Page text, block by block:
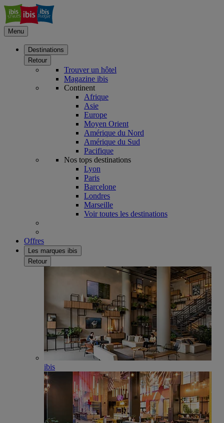
Menu
Destinations
Retour
Trouver un hôtel
Magazine ibis
Continent
Afrique
Asie
Europe
Moyen Orient
Amérique du Nord
Amérique du Sud
Pacifique
Nos tops destinations
Lyon
Paris
Barcelone
Londres
Marseille
Voir toutes les destinations
Offres
Les marques ibis
Retour
ibis